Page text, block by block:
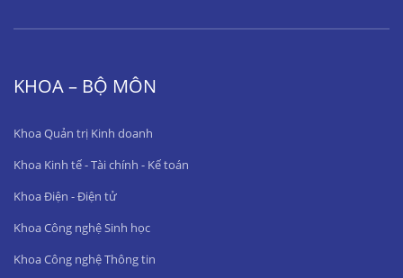
KHOA – BỘ MÔN
Khoa Quản trị Kinh doanh
Khoa Kinh tế - Tài chính - Kế toán
Khoa Điện - Điện tử
Khoa Công nghệ Sinh học
Khoa Công nghệ Thông tin